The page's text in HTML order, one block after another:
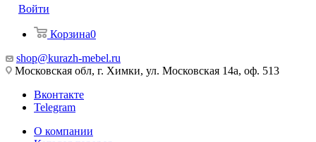
Войти
Корзина0
shop@kurazh-mebel.ru
Московская обл, г. Химки, ул. Московская 14а, оф. 513
Вконтакте
Telegram
О компании